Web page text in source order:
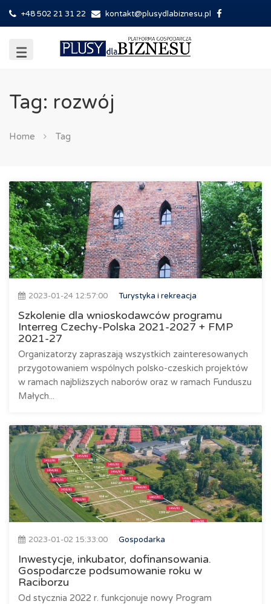
+48 502 21 31 22 kontakt@plusydlabiznesu.pl
Tag: rozwój
Home Tag
2023-01-24 12:57:00 Turystyka i rekreacja
Szkolenie dla wnioskodawców programu
Interreg Czechy-Polska 2021-2027 + FMP
2021-27
Organizatorzy zapraszają wszystkich zainteresowanych
przygotowaniem wspólnych polsko-czeskich projektów
w ramach najbliższych naborów oraz w ramach Funduszu
Małych...
2023-01-02 15:33:00 Gospodarka
Inwestycje, inkubator, dofinansowania.
Gospodarcze podsumowanie roku w
Raciborzu
Od stycznia 2022 r. funkcjonuje nowy Program